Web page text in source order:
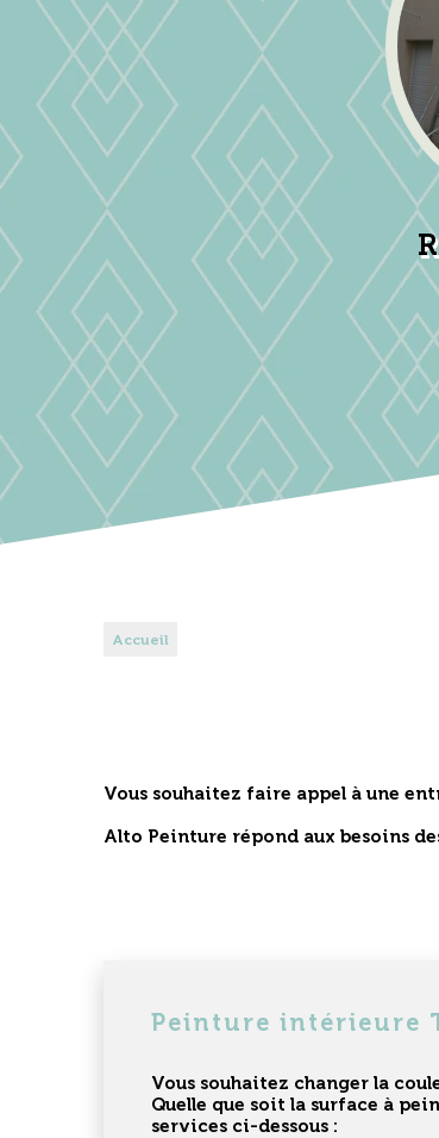
Accueil
Vous souhaitez faire appel à une
Alto Peinture répond aux besoins
Peinture intérieure
Vous souhaitez changer la
Quelle que soit la surface à
services ci-dessous :